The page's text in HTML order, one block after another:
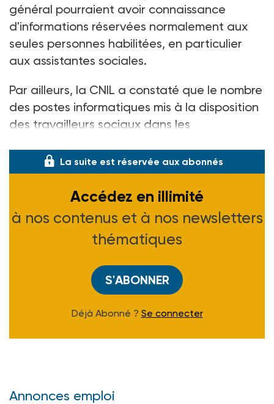
général pourraient avoir connaissance
d'informations réservées normalement aux
seules personnes habilitées, en particulier
aux assistantes sociales.
Par ailleurs, la CNIL a constaté que le nombre
des postes informatiques mis à la disposition
des travailleurs sociaux dans les
La suite est réservée aux abonnés
Accédez en illimité
à nos contenus et à nos newsletters
thématiques
S'ABONNER
Déjà Abonné ? Se connecter
Annonces emploi